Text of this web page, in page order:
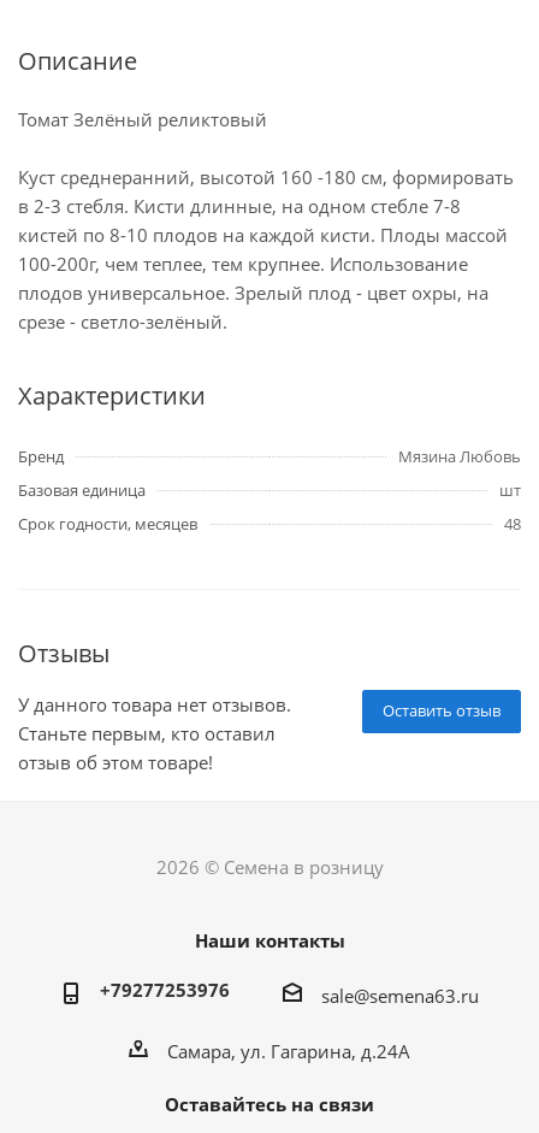
Описание
Томат Зелёный реликтовый
Куст среднеранний, высотой 160 -180 см, формировать
в 2-3 стебля. Кисти длинные, на одном стебле 7-8
кистей по 8-10 плодов на каждой кисти. Плоды массой
100-200г, чем теплее, тем крупнее. Использование
плодов универсальное. Зрелый плод - цвет охры, на
срезе - светло-зелёный.
Характеристики
Бренд
Мязина Любовь
Базовая единица
шт
Срок годности, месяцев
48
Отзывы
Оставить отзыв
У данного товара нет отзывов.
Станьте первым, кто оставил
отзыв об этом товаре!
2026 © Семена в розницу
Наши контакты
+79277253976 sale@semena63.ru
Самара, ул. Гагарина, д.24А
Оставайтесь на связи